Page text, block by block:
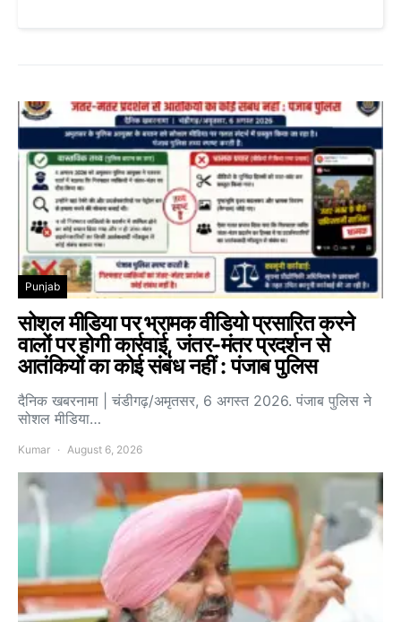
Punjab
सोशल मीडिया पर भ्रामक वीडियो प्रसारित करने
वालों पर होगी कार्रवाई, जंतर-मंतर प्रदर्शन से
आतंकियों का कोई संबंध नहीं : पंजाब पुलिस
दैनिक खबरनामा | चंडीगढ़/अमृतसर, 6 अगस्त 2026. पंजाब पुलिस ने
सोशल मीडिया…
Kumar August 6, 2026